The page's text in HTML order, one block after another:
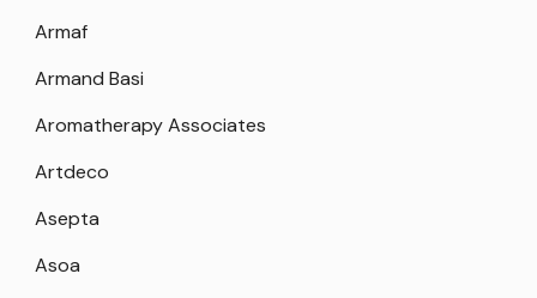
Armaf
Armand Basi
Aromatherapy Associates
Artdeco
Asepta
Asoa